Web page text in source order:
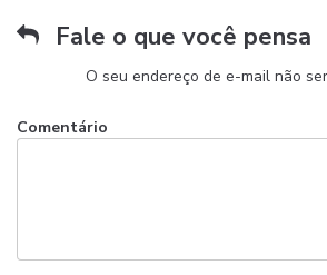
Fale o que você pensa
O seu endereço de e-mail não
Comentário